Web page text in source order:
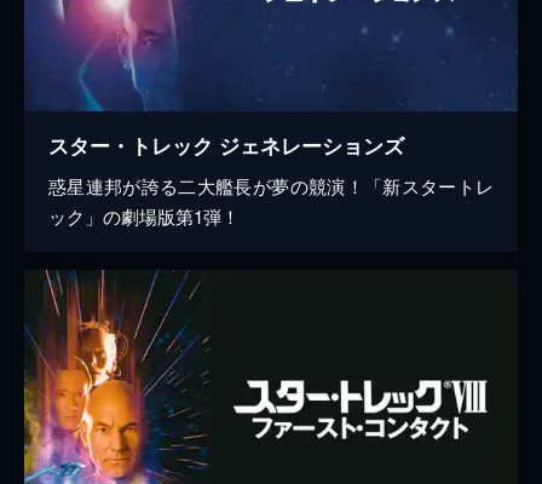
スター・トレック ジェネレーションズ
惑星連邦が誇る二大艦長が夢の競演！「新スタートレ
ック」の劇場版第1弾！